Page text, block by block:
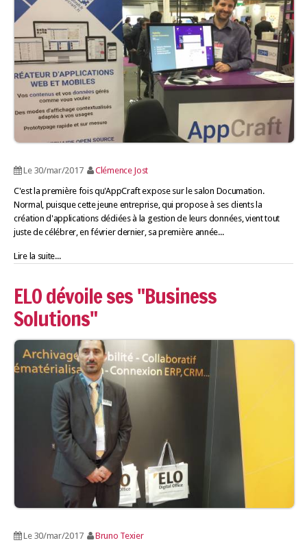
Le 30/mar/2017
Clémence Jost
C'est la première fois qu'AppCraft expose sur le salon Documation.
Normal, puisque cette jeune entreprise, qui propose à ses clients la
création d'applications dédiées à la gestion de leurs données, vient tout
juste de célébrer, en février dernier, sa première année...
Lire la suite...
ELO dévoile ses "Business
Solutions"
Le 30/mar/2017
Bruno Texier